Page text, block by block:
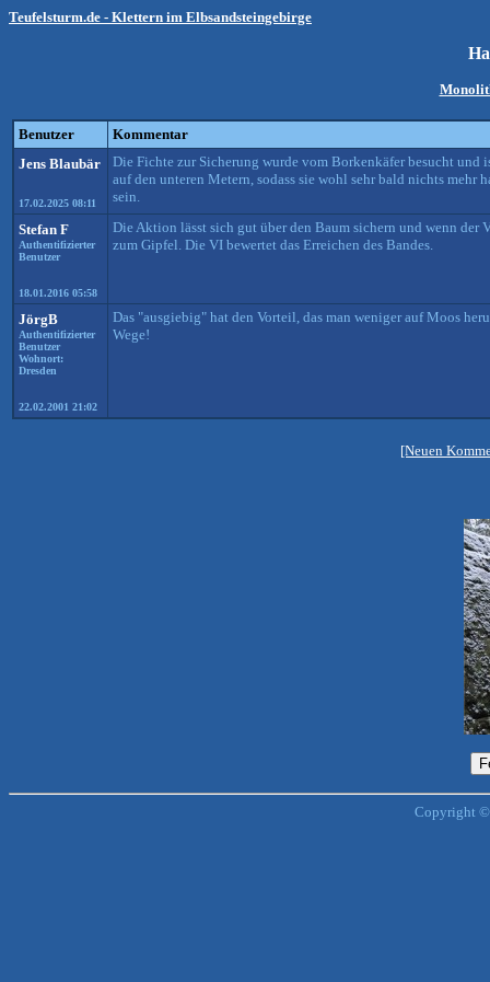
Teufelsturm.de - Klettern im Elbsandsteingebirge
Benutzer
Kommentar
Jens Blaubär
17.02.2025 08:11
Die Fichte zur Sicherung wurde vom Borkenkäfer besucht und
auf den unteren Metern, sodass sie wohl sehr bald nichts
sein.
Stefan F
Authentifizierter
Benutzer
18.01.2016 05:58
Die Aktion lässt sich gut über den Baum sichern und wenn
zum Gipfel. Die VI bewertet das Erreichen des Bandes.
JörgB
Authentifizierter
Benutzer
Wohnort:
Dresden
22.02.2001 21:02
Das "ausgiebig" hat den Vorteil, das man weniger auf Moos
Wege!
[Neuen
Copyright ©